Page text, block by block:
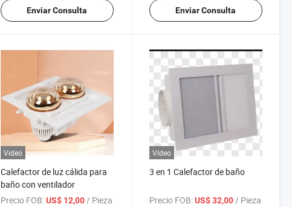
Enviar Consulta Enviar Consulta
Vídeo
Calefactor de luz cálida para
baño con ventilador
Precio FOB: US$ 12,00/ Pieza
Vídeo
3 en 1 Calefactor de baño
Precio FOB: US$ 32,00/ Pieza